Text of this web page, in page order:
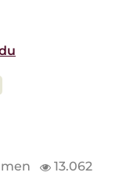
13.062